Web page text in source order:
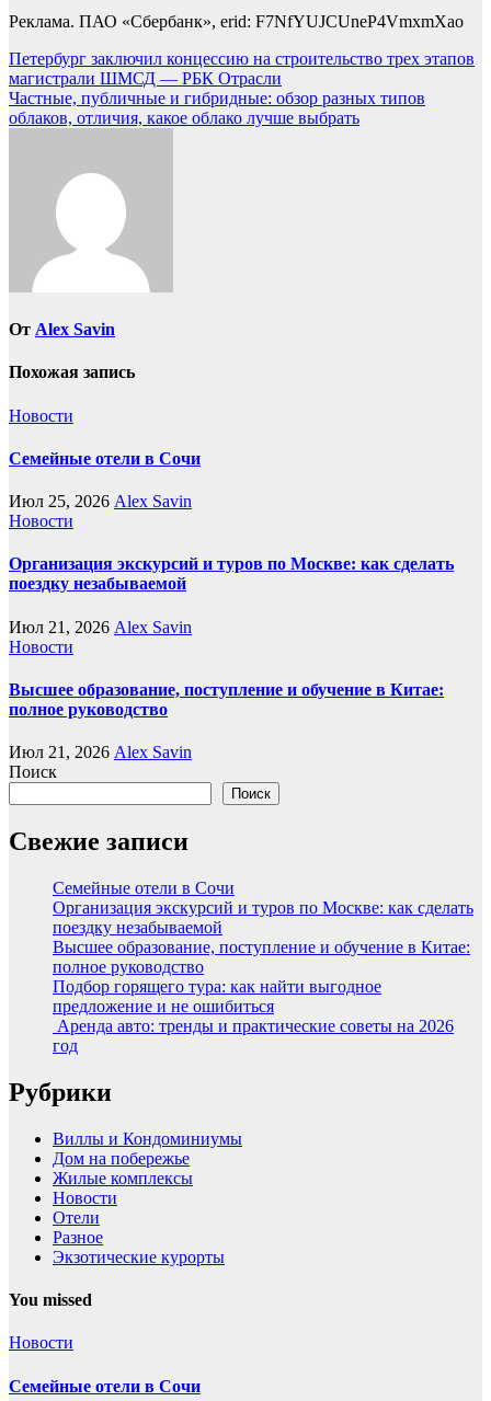
Реклама. ПАО «Сбербанк», erid: F7NfYUJCUneP4VmxmXao
Навигация
по
записям
Петербург заключил концессию на строительство трех этапов
магистрали ШМСД — РБК Отрасли
Частные, публичные и гибридные: обзор разных типов
облаков, отличия, какое облако лучше выбрать
От Alex Savin
Похожая запись
Новости
Семейные отели в Сочи
Июл 25, 2026 Alex Savin
Новости
Организация экскурсий и туров по Москве: как сделать
поездку незабываемой
Июл 21, 2026 Alex Savin
Новости
Высшее образование, поступление и обучение в Китае:
полное руководство
Июл 21, 2026 Alex Savin
Поиск
Поиск
Свежие записи
Семейные отели в Сочи
Организация экскурсий и туров по Москве: как сделать
поездку незабываемой
Высшее образование, поступление и обучение в Китае:
полное руководство
Подбор горящего тура: как найти выгодное
предложение и не ошибиться
Аренда авто: тренды и практические советы на 2026
год
Рубрики
Виллы и Кондоминиумы
Дом на побережье
Жилые комплексы
Новости
Отели
Разное
Экзотические курорты
You missed
Новости
Семейные отели в Сочи